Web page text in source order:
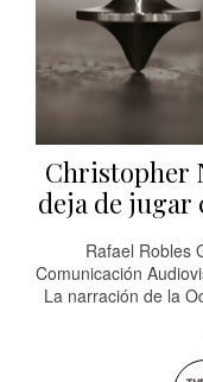
Christopher
deja de jugar
Rafael Robles
Comunicación
La narración de la